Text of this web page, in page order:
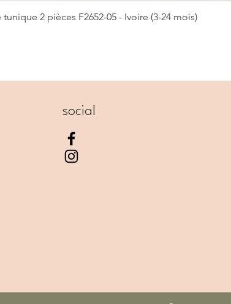
Aperçu rapide
2 pièces F2652-05 - Ivoire (3-24 mois)
social